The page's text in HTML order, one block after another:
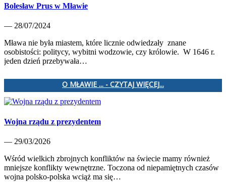
Bolesław Prus w Mławie
— 28/07/2024
Mława nie była miastem, które licznie odwiedzały znane
osobistości: politycy, wybitni wodzowie, czy królowie. W 1646 r.
jeden dzień przebywała…
O MŁAWIE ... - CZYTAJ WIĘCEJ...
Wojna rządu z prezydentem
— 29/03/2026
Wśród wielkich zbrojnych konfliktów na świecie mamy również
mniejsze konflikty wewnętrzne. Toczona od niepamiętnych czasów
wojna polsko-polska wciąż ma się…